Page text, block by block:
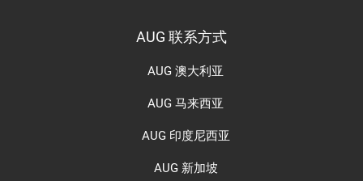
AUG 联系方式
AUG 澳大利亚
AUG 马来西亚
AUG 印度尼西亚
AUG 新加坡